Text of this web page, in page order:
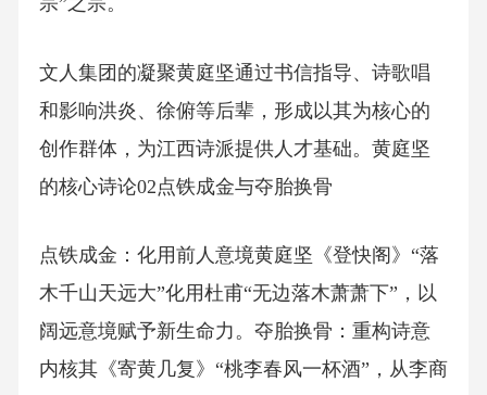
文人集团的凝聚黄庭坚通过书信指导、诗歌唱
和影响洪炎、徐俯等后辈，形成以其为核心的
创作群体，为江西诗派提供人才基础。黄庭坚
的核心诗论02点铁成金与夺胎换骨
点铁成金：化用前人意境黄庭坚《登快阁》“落
木千山天远大”化用杜甫“无边落木萧萧下”，以
阔远意境赋予新生命力。夺胎换骨：重构诗意
内核其《寄黄几复》“桃李春风一杯酒”，从李商